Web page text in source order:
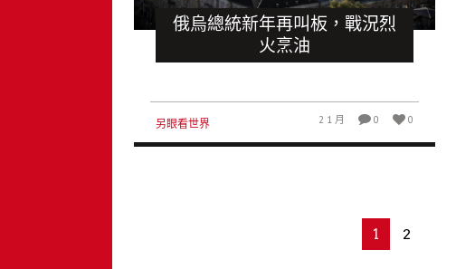
俄烏總統新年再叫板，戰況烈
火烹油
另眼看世界 2 1 月 0 0
1 2